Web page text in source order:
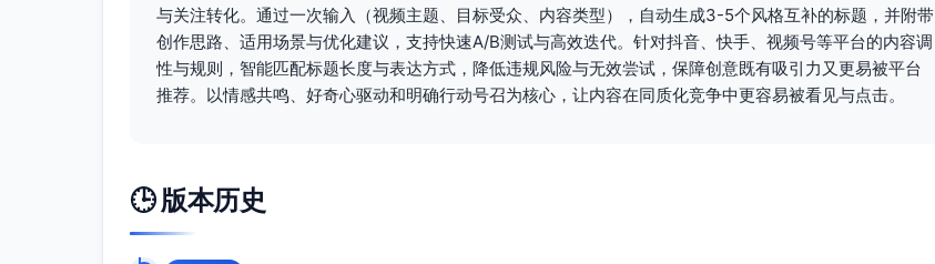
与关注转化。通过一次输入（视频主题、目标受众、内容类型），自动生成3-5个风格互补的标题，并附带
创作思路、适用场景与优化建议，支持快速A/B测试与高效迭代。针对抖音、快手、视频号等平台的内容调
性与规则，智能匹配标题长度与表达方式，降低违规风险与无效尝试，保障创意既有吸引力又更易被平台
推荐。以情感共鸣、好奇心驱动和明确行动号召为核心，让内容在同质化竞争中更容易被看见与点击。
🕒 版本历史